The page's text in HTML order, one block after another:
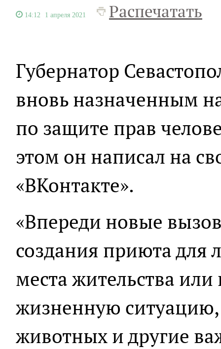
14:12 1 апреля 2021 Распечатать
Губернатор
вновь назначенным
по защите прав
этом он написал на
«ВКонтакте».
«Впереди новые
создания приюта для
места жительства
жизненную
животных и другие